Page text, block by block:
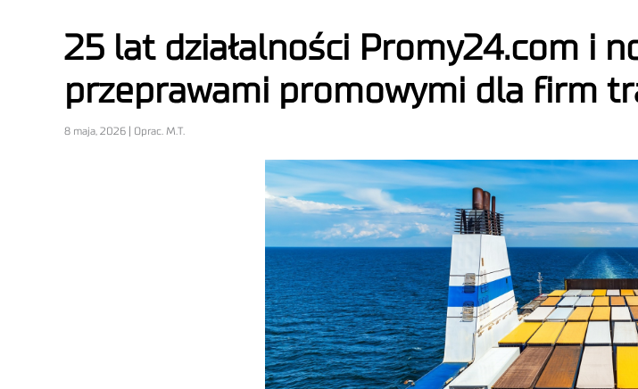
25 lat działalności Promy24.com i
przeprawami promowymi dla firm
8 maja, 2026 | Oprac. M.T.